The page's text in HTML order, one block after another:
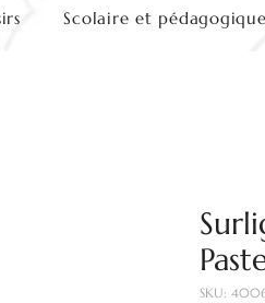
Scolaire et pédagogique
SKU: